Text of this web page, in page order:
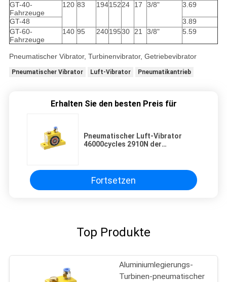
GT-40-
Fahrzeuge
120 83 19415224 17 3/8" 3.69
GT-48
3.89
GT-60-
Fahrzeuge
140 95 24019530 21 3/8" 5.59
Pneumatischer Vibrator, Turbinenvibrator, Getriebevibrator
Pneumatischer Vibrator Luft-Vibrator Pneumatikantrieb
Erhalten Sie den besten Preis für
Pneumatischer Luft-Vibrator
46000cycles 2910N der
Fortsetzen
Top Produkte
Aluminiumlegierungs-
Turbinen-pneumatischer